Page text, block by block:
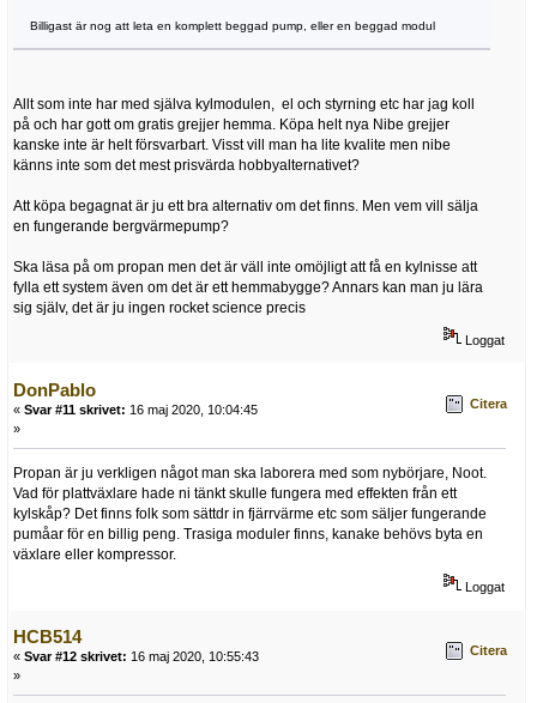
Billigast är nog att leta en komplett beggad pump, eller en beggad modul
Allt som inte har med själva kylmodulen, el och styrning etc har jag koll
på och har gott om gratis grejjer hemma. Köpa helt nya Nibe grejjer
kanske inte är helt försvarbart. Visst vill man ha lite kvalite men nibe
känns inte som det mest prisvärda hobbyalternativet?
Att köpa begagnat är ju ett bra alternativ om det finns. Men vem vill sälja
en fungerande bergvärmepump?
Ska läsa på om propan men det är väll inte omöjligt att få en kylnisse att
fylla ett system även om det är ett hemmabygge? Annars kan man ju lära
sig själv, det är ju ingen rocket science precis
Loggat
DonPablo
« Svar #11 skrivet: 16 maj 2020, 10:04:45
»
Citera
Propan är ju verkligen något man ska laborera med som nybörjare, Noot.
Vad för plattväxlare hade ni tänkt skulle fungera med effekten från ett
kylskåp? Det finns folk som sättdr in fjärrvärme etc som säljer fungerande
pumåar för en billig peng. Trasiga moduler finns, kanake behövs byta en
växlare eller kompressor.
Loggat
HCB514
« Svar #12 skrivet: 16 maj 2020, 10:55:43
»
Citera